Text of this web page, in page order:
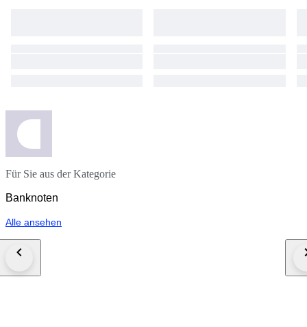
Für Sie aus der Kategorie
Banknoten
Alle ansehen